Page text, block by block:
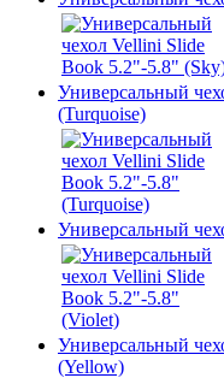
Универсальный
(Turquoise)
Универсальный
Универсальный
(Yellow)